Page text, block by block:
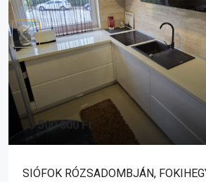
73 500 000 Ft
SIÓFOK RÓZSADOMBJÁN,